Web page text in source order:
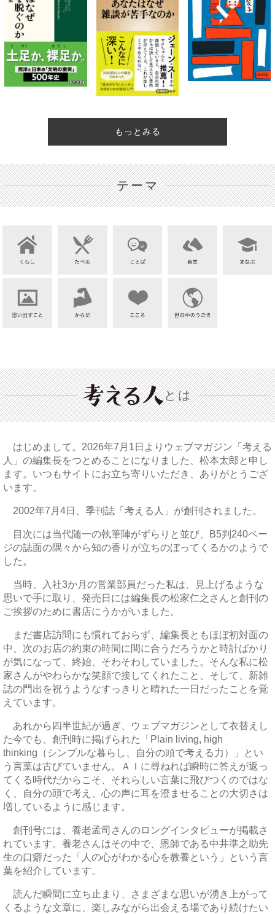
もっとみる
テーマ
とは
はじめまして。2026年7月1日よりウェブマガジン「考える
人」の編集長をつとめることになりました、松本太郎と申し
ます。いつもサイトにお立ち寄りいただき、ありがとうござ
います。
2002年7月4日、季刊誌「考える人」が創刊されました。
目次には当代随一の執筆陣がずらりと並び、B5判240ペー
ジの誌面の隅々から知の香りが立ちのぼってくるかのようで
した。
当時、入社3か月の営業部員だった私は、見上げるような
思いで手に取り、発売日には編集長の松家仁之さんと創刊の
ご挨拶のために書店にうかがいました。
まだ書店訪問にも慣れておらず、編集長ともほぼ初対面の
中、次のお店の約束の時間に間に合うだろうかと時計ばかり
が気になって、終始、そわそわしていました。そんな私に松
家さんがやわらかな笑顔で接してくれたこと、そして、新雑
誌の門出を祝うようなすっきりと晴れた一日だったことを覚
えています。
あれから四半世紀が過ぎ、ウェブマガジンとして衣替えし
た今でも、創刊時に掲げられた「Plain living, high
thinking（シンプルな暮らし、自分の頭で考える力）」とい
う言葉は古びていません。ＡＩに尋ねれば瞬時に答えが返っ
てくる時代だからこそ、それらしい言葉に飛びつくのではな
く、自分の頭で考え、心の声に耳を澄ませることの大切さは
増しているように感じます。
創刊号には、養老孟司さんのロングインタビューが掲載さ
れています。養老さんはその中で、恩師である中井準之助先
生の口癖だった「人の心がわかる心を教養という」という言
葉を紹介しています。
読んだ瞬間に立ち止まり、さまざまな思いが湧き上がって
くるような文章に、楽しみながら出会える場であり続けたい